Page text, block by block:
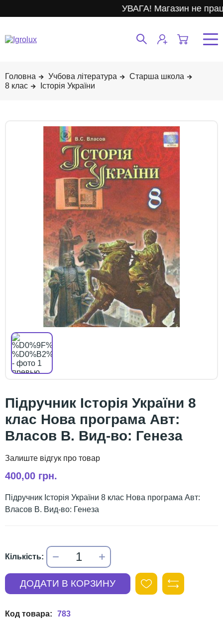
УВАГА! Магазин не
Учбова література
Старша школа
8 клас
Історія України
Підручник Історія України 8
клас Нова програма Авт:
Власов В. Вид-во: Генеза
400,00 грн.
Підручник Історія України 8 клас Нова програма Авт:
Власов В. Вид-во: Генеза
783